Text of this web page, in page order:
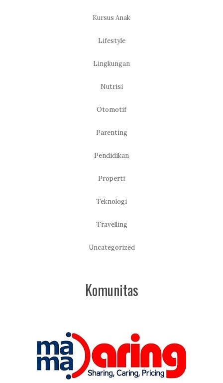
Kursus Anak
Lifestyle
Lingkungan
Nutrisi
Otomotif
Parenting
Pendidikan
Properti
Teknologi
Travelling
Uncategorized
Komunitas